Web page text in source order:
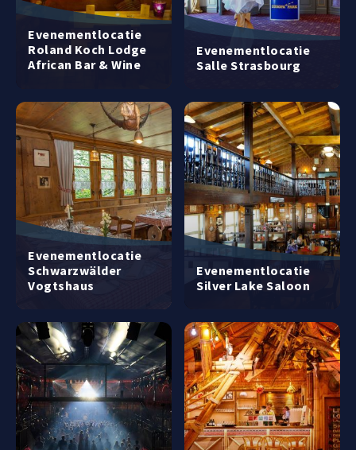
Evenementlocatie
Roland Koch Lodge
African Bar & Wine
Evenementlocatie
Salle Strasbourg
Evenementlocatie
Schwarzwälder
Vogtshaus
Evenementlocatie
Silver Lake Saloon